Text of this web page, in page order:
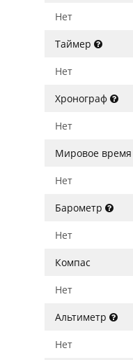
Нет
Таймер
Нет
Хронограф
Нет
Мировое время
Нет
Барометр
Нет
Компас
Нет
Альтиметр
Нет